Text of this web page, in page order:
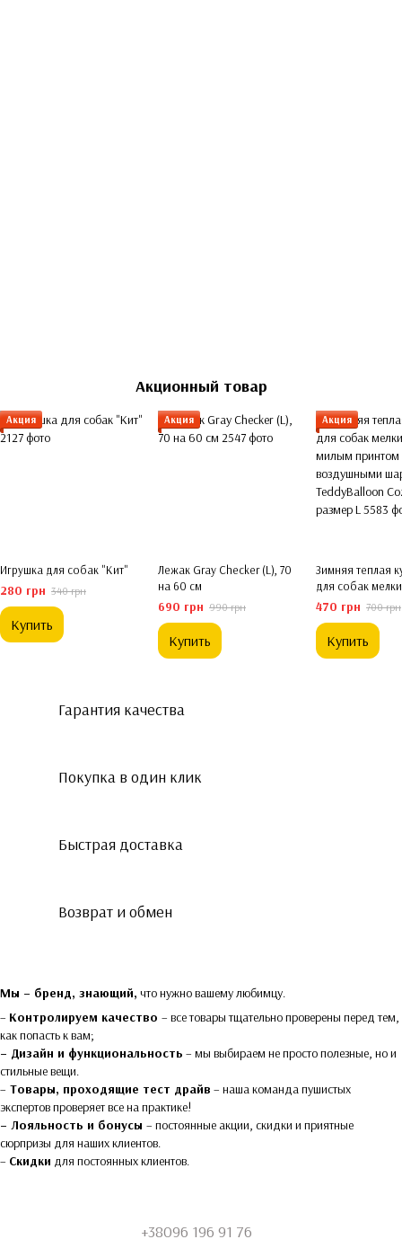
Акционный товар
Акция
Игрушка для собак "Кит"
280 грн 340 грн
Купить
Акция
Лежак Gray Checker (L), 70
на 60 см
690 грн 990 грн
Купить
Акция
Зимняя теплая
для собак
милым принтом
воздушными
TeddyBalloon
размер L
470 грн 700 грн
Купить
Гарантия качества
Покупка в один клик
Быстрая доставка
Возврат и обмен
Мы – бренд, знающий, что нужно вашему любимцу.
– Контролируем качество – все товары тщательно проверены перед тем,
как попасть к вам;
– Дизайн и функциональность – мы выбираем не просто полезные, но и
стильные вещи.
– Товары, проходящие тест драйв – наша команда пушистых
экспертов проверяет все на практике!
– Лояльность и бонусы – постоянные акции, скидки и приятные
сюрпризы для наших клиентов.
– Скидки для постоянных клиентов.
+38096 196 91 76